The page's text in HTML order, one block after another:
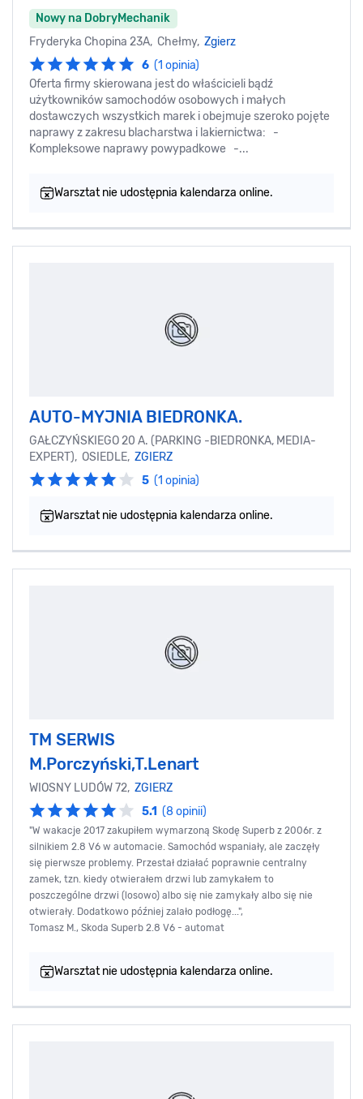
Nowy na DobryMechanik
Fryderyka Chopina 23A, Chełmy, Zgierz
6 (1 opinia)
Oferta firmy skierowana jest do właścicieli bądź
użytkowników samochodów osobowych i małych
dostawczych wszystkich marek i obejmuje szeroko pojęte
naprawy z zakresu blacharstwa i lakiernictwa: -
Kompleksowe naprawy powypadkowe -...
Warsztat nie udostępnia kalendarza online.
AUTO-MYJNIA BIEDRONKA.
GAŁCZYŃSKIEGO 20 A. (PARKING -BIEDRONKA, MEDIA-
EXPERT), OSIEDLE, ZGIERZ
5 (1 opinia)
Warsztat nie udostępnia kalendarza online.
TM SERWIS
M.Porczyński,T.Lenart
WIOSNY LUDÓW 72, ZGIERZ
5.1 (8 opinii)
"W wakacje 2017 zakupiłem wymarzoną Skodę Superb z 2006r. z
silnikiem 2.8 V6 w automacie. Samochód wspaniały, ale zaczęły
się pierwsze problemy. Przestał działać poprawnie centralny
zamek, tzn. kiedy otwierałem drzwi lub zamykałem to
poszczególne drzwi (losowo) albo się nie zamykały albo się nie
otwierały. Dodatkowo później zalało podłogę...",
Tomasz M., Skoda Superb 2.8 V6 - automat
Warsztat nie udostępnia kalendarza online.